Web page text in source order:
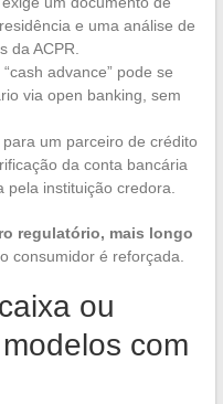
e uma análise de
da ACPR.
advance” pode se
via open banking, sem
um parceiro de crédito
da conta bancária
pela instituição credora.
regulatório, mais longo
consumidor é reforçada.
ou
com